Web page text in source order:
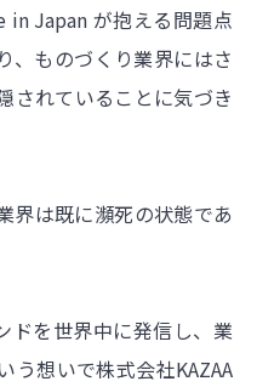
in Japan が抱える問題点
、ものづくり業界にはさ
されていることに気づき
界は既に瀕死の状態であ
ドを世界中に発信し、業
う想いで株式会社KAZAA